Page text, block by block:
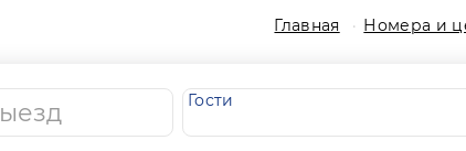
Главная Номера и
Гости